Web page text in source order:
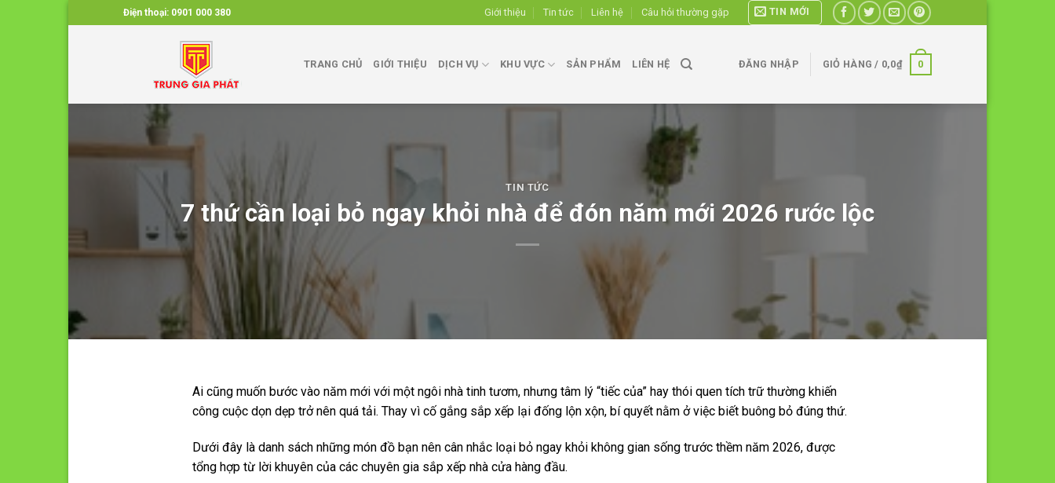
to
Điện thoại: 0901 000 380 Giới thiệu Tin tức Liên hệ Câu hỏi thường gặp TIN MỚI
TRANG CHỦ GIỚI THIỆU DỊCH VỤ KHU VỰC SẢN PHẨM LIÊN HỆ ĐĂNG NHẬP GIỎ HÀNG / 0,0₫ 0
TIN TỨC
7 thứ cần loại bỏ ngay khỏi nhà để đón năm mới 2026 rước lộc
Ai cũng muốn bước vào năm mới với một ngôi nhà tinh tươm, nhưng tâm lý “tiếc của” hay thói quen tích trữ thường khiến
công cuộc dọn dẹp trở nên quá tải. Thay vì cố gắng sắp xếp lại đống lộn xộn, bí quyết nằm ở việc biết buông bỏ đúng thứ.
Dưới đây là danh sách những món đồ bạn nên cân nhắc loại bỏ ngay khỏi không gian sống trước thềm năm 2026, được
tổng hợp từ lời khuyên của các chuyên gia sắp xếp nhà cửa hàng đầu.